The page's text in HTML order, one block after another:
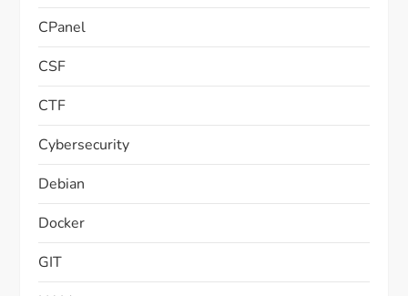
CPanel
CSF
CTF
Cybersecurity
Debian
Docker
GIT